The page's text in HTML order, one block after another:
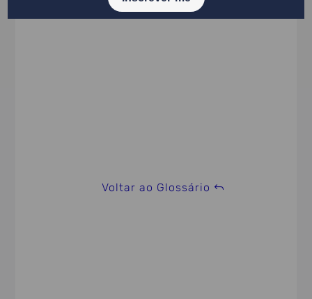
PARTILHAR NO LINKEDIN
Voltar ao Glossário